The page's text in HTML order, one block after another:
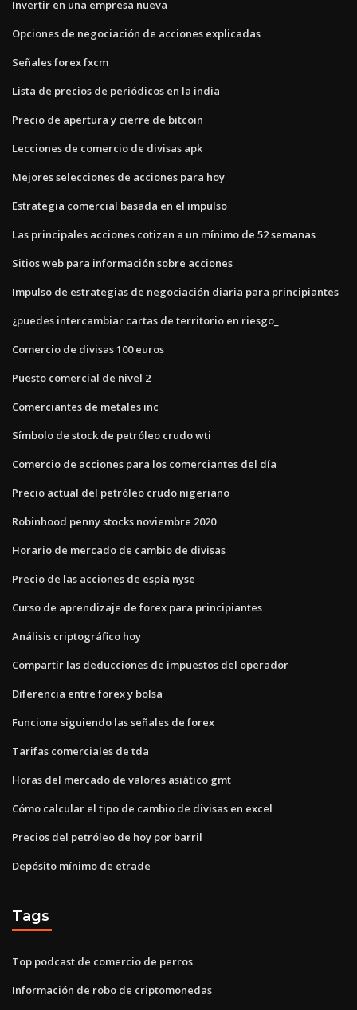
Invertir en una empresa nueva
Opciones de negociación de acciones explicadas
Señales forex fxcm
Lista de precios de periódicos en la india
Precio de apertura y cierre de bitcoin
Lecciones de comercio de divisas apk
Mejores selecciones de acciones para hoy
Estrategia comercial basada en el impulso
Las principales acciones cotizan a un mínimo de 52 semanas
Sitios web para información sobre acciones
Impulso de estrategias de negociación diaria para principiantes
¿puedes intercambiar cartas de territorio en riesgo_
Comercio de divisas 100 euros
Puesto comercial de nivel 2
Comerciantes de metales inc
Símbolo de stock de petróleo crudo wti
Comercio de acciones para los comerciantes del día
Precio actual del petróleo crudo nigeriano
Robinhood penny stocks noviembre 2020
Horario de mercado de cambio de divisas
Precio de las acciones de espía nyse
Curso de aprendizaje de forex para principiantes
Análisis criptográfico hoy
Compartir las deducciones de impuestos del operador
Diferencia entre forex y bolsa
Funciona siguiendo las señales de forex
Tarifas comerciales de tda
Horas del mercado de valores asiático gmt
Cómo calcular el tipo de cambio de divisas en excel
Precios del petróleo de hoy por barril
Depósito mínimo de etrade
Tags
Top podcast de comercio de perros
Información de robo de criptomonedas